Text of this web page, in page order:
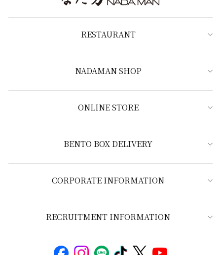
RESTAURANT
NADAMAN SHOP
ONLINE STORE
BENTO BOX DELIVERY
CORPORATE INFORMATION
RECRUITMENT INFORMATION